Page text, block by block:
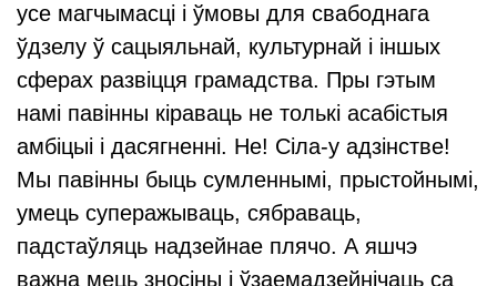
усе магчымасці і ўмовы для свабоднага
ўдзелу ў сацыяльнай, культурнай і іншых
сферах развіцця грамадства. Пры гэтым
намі павінны кіраваць не толькі асабістыя
амбіцыі і дасягненні. Не! Сіла-у адзінстве!
Мы павінны быць сумленнымі, прыстойнымі,
умець суперажываць, сябраваць,
падстаўляць надзейнае плячо. А яшчэ
важна мець зносіны і ўзаемадзейнічаць са